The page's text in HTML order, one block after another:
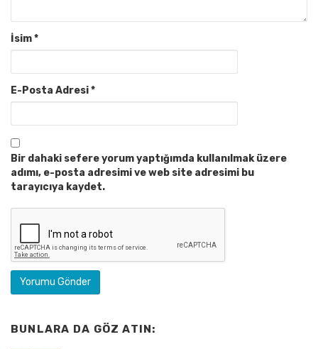
İsim*
E-Posta Adresi*
Bir dahaki sefere yorum yaptığımda kullanılmak üzere
adımı, e-posta adresimi ve web site adresimi bu
tarayıcıya kaydet.
BUNLARA DA GÖZ ATIN: